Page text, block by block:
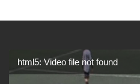
html5: Video file not found